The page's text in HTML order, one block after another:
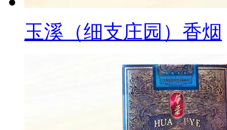
玉溪（细支庄园）香烟